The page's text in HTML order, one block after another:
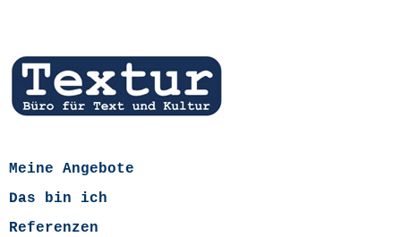
Meine Angebote
Das bin ich
Referenzen